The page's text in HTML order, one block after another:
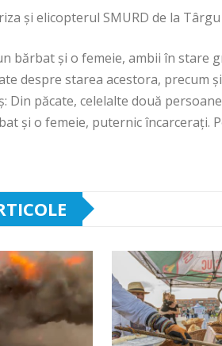
și elicopterul SMURD de la
bărbat și o femeie, ambii în stare
despre starea acestora, precum
Din păcate, celelalte două
și o femeie, puternic încarcerați.